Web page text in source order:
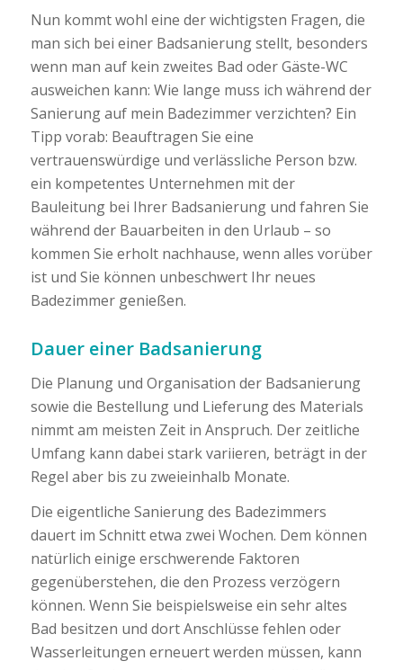
Nun kommt wohl eine der wichtigsten Fragen, die
man sich bei einer Badsanierung stellt, besonders
wenn man auf kein zweites Bad oder Gäste-WC
ausweichen kann: Wie lange muss ich während der
Sanierung auf mein Badezimmer verzichten? Ein
Tipp vorab: Beauftragen Sie eine
vertrauenswürdige und verlässliche Person bzw.
ein kompetentes Unternehmen mit der
Bauleitung bei Ihrer Badsanierung und fahren Sie
während der Bauarbeiten in den Urlaub – so
kommen Sie erholt nachhause, wenn alles vorüber
ist und Sie können unbeschwert Ihr neues
Badezimmer genießen.
Dauer einer Badsanierung
Die Planung und Organisation der Badsanierung
sowie die Bestellung und Lieferung des Materials
nimmt am meisten Zeit in Anspruch. Der zeitliche
Umfang kann dabei stark variieren, beträgt in der
Regel aber bis zu zweieinhalb Monate.
Die eigentliche Sanierung des Badezimmers
dauert im Schnitt etwa zwei Wochen. Dem können
natürlich einige erschwerende Faktoren
gegenüberstehen, die den Prozess verzögern
können. Wenn Sie beispielsweise ein sehr altes
Bad besitzen und dort Anschlüsse fehlen oder
Wasserleitungen erneuert werden müssen, kann